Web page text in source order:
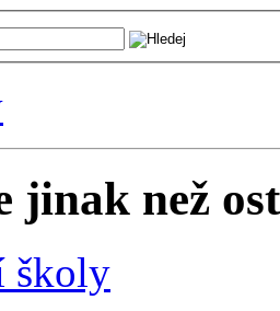
jinak než
školy